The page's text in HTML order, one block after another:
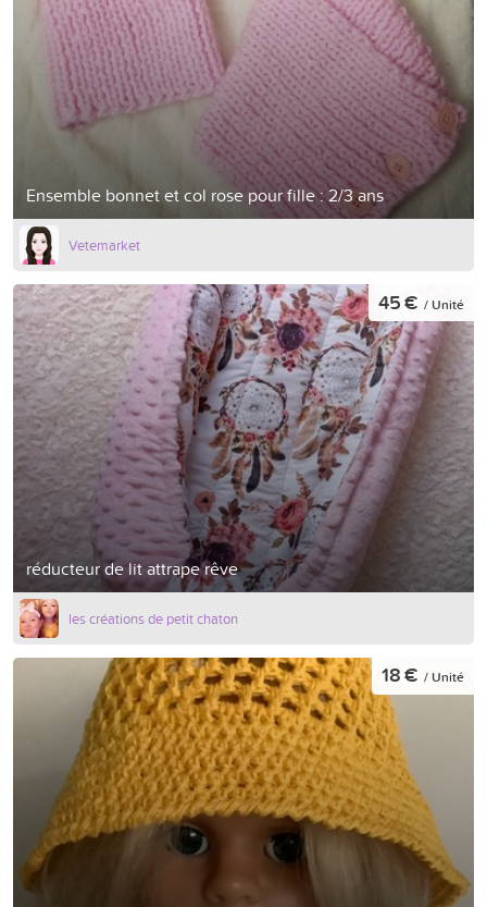
Ensemble bonnet et col rose pour fille : 2/3 ans
Vetemarket
réducteur de lit attrape rêve
45 € / Unité
les créations de petit chaton
18 € / Unité